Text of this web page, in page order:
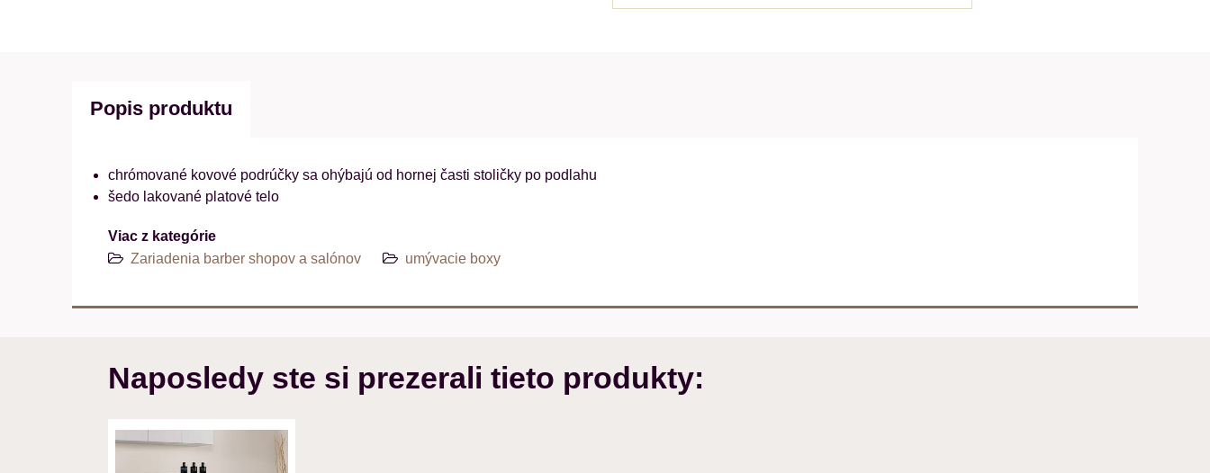
Popis produktu
chrómované kovové podrúčky sa ohýbajú od hornej časti stoličky po podlahu
šedo lakované platové telo
Viac z kategórie
Zariadenia barber shopov a salónov
umývacie boxy
Naposledy ste si prezerali tieto produkty: